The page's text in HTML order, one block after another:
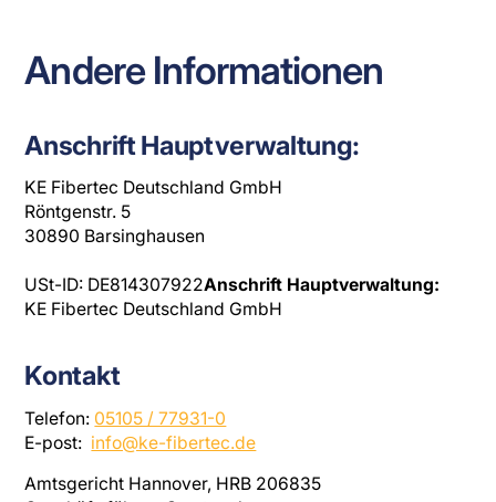
Andere Informationen
Anschrift Hauptverwaltung:
KE Fibertec Deutschland GmbH
Röntgenstr. 5
30890 Barsinghausen
USt-ID: DE814307922Anschrift Hauptverwaltung:
KE Fibertec Deutschland GmbH
Kontakt
Telefon: 05105 / 77931-0
E-post: info@ke-fibertec.de
Amtsgericht Hannover, HRB 206835